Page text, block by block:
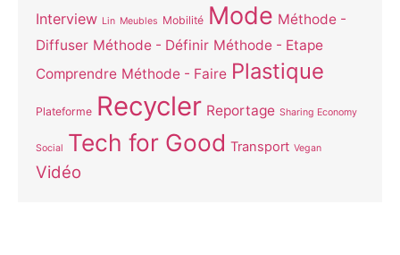
Interview Lin Meubles Mobilité Mode Méthode -
Diffuser Méthode - Définir Méthode - Etape
Comprendre Méthode - Faire Plastique
Plateforme Recycler Reportage Sharing Economy
Social Tech for Good Transport Vegan
Vidéo